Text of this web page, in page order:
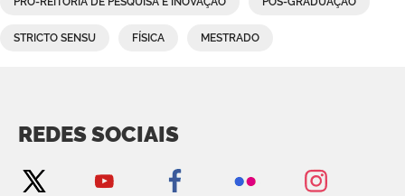
STRICTO SENSU FÍSICA MESTRADO
REDES SOCIAIS